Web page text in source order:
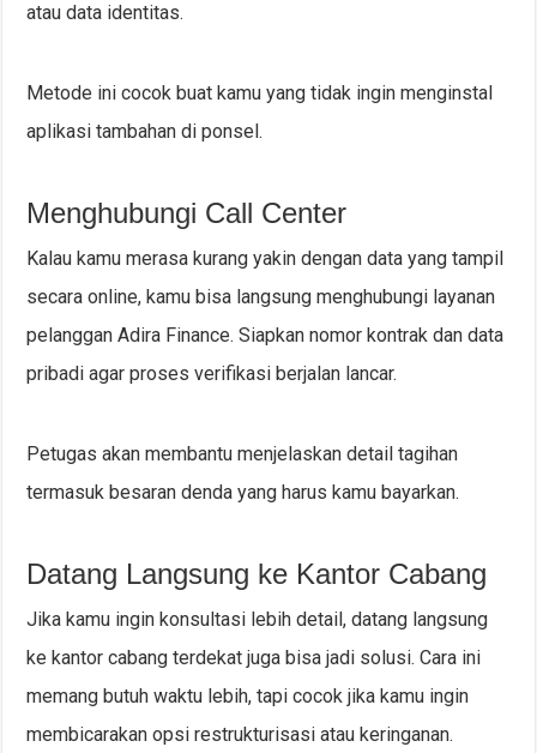
atau data identitas.
Metode ini cocok buat kamu yang tidak ingin menginstal
aplikasi tambahan di ponsel.
Menghubungi Call Center
Kalau kamu merasa kurang yakin dengan data yang tampil
secara online, kamu bisa langsung menghubungi layanan
pelanggan Adira Finance. Siapkan nomor kontrak dan data
pribadi agar proses verifikasi berjalan lancar.
Petugas akan membantu menjelaskan detail tagihan
termasuk besaran denda yang harus kamu bayarkan.
Datang Langsung ke Kantor Cabang
Jika kamu ingin konsultasi lebih detail, datang langsung
ke kantor cabang terdekat juga bisa jadi solusi. Cara ini
memang butuh waktu lebih, tapi cocok jika kamu ingin
membicarakan opsi restrukturisasi atau keringanan.